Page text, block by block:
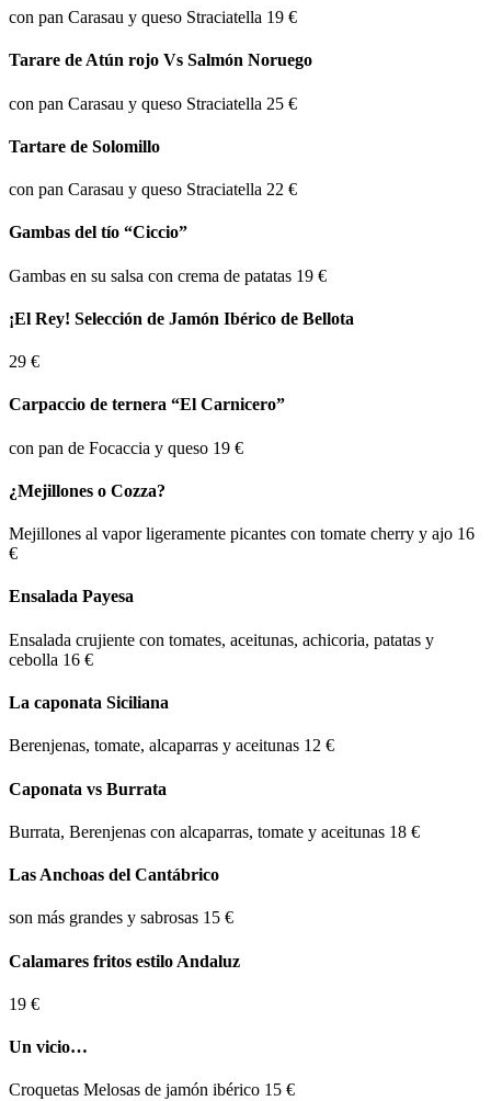
con pan Carasau y queso Straciatella 19 €
Tarare de Atún rojo Vs Salmón Noruego
con pan Carasau y queso Straciatella 25 €
Tartare de Solomillo
con pan Carasau y queso Straciatella 22 €
Gambas del tío “Ciccio”
Gambas en su salsa con crema de patatas 19 €
¡El Rey! Selección de Jamón Ibérico de Bellota
29 €
Carpaccio de ternera “El Carnicero”
con pan de Focaccia y queso 19 €
¿Mejillones o Cozza?
Mejillones al vapor ligeramente picantes con tomate cherry y ajo 16
€
Ensalada Payesa
Ensalada crujiente con tomates, aceitunas, achicoria, patatas y
cebolla 16 €
La caponata Siciliana
Berenjenas, tomate, alcaparras y aceitunas 12 €
Caponata vs Burrata
Burrata, Berenjenas con alcaparras, tomate y aceitunas 18 €
Las Anchoas del Cantábrico
son más grandes y sabrosas 15 €
Calamares fritos estilo Andaluz
19 €
Un vicio…
Croquetas Melosas de jamón ibérico 15 €